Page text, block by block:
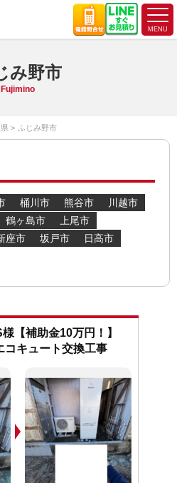
み野市
Fujimino
ふじみ野市
桶川市 熊谷市
川越市
鶴ヶ島市
上尾市
座市 坂戸市
日高市
【補助金10万円！】
キュート交換工事